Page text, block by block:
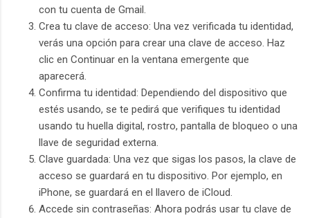
con tu cuenta de Gmail.
Crea tu clave de acceso: Una vez verificada tu identidad,
verás una opción para crear una clave de acceso. Haz
clic en Continuar en la ventana emergente que
aparecerá.
Confirma tu identidad: Dependiendo del dispositivo que
estés usando, se te pedirá que verifiques tu identidad
usando tu huella digital, rostro, pantalla de bloqueo o una
llave de seguridad externa.
Clave guardada: Una vez que sigas los pasos, la clave de
acceso se guardará en tu dispositivo. Por ejemplo, en
iPhone, se guardará en el llavero de iCloud.
Accede sin contraseñas: Ahora podrás usar tu clave de